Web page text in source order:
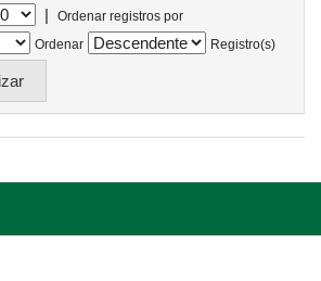
|
Ordenar registros por
Ordenar
Registro(s)